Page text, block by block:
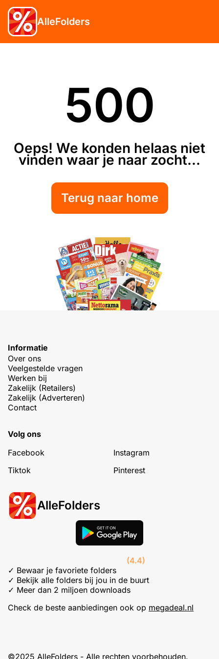
AlleFolders
500
Oeps! We konden helaas niet
vinden waar je naar zocht...
Terug naar home
Informatie
Over ons
Veelgestelde vragen
Werken bij
Zakelijk (Retailers)
Zakelijk (Adverteren)
Contact
Volg ons
Facebook
Instagram
Tiktok
Pinterest
AlleFolders
(4.4)
✓ Bewaar je favoriete folders
✓ Bekijk alle folders bij jou in de buurt
✓ Meer dan 2 miljoen downloads
Check de beste aanbiedingen ook op megadeal.nl
©2025 AlleFolders - Alle rechten voorbehouden.